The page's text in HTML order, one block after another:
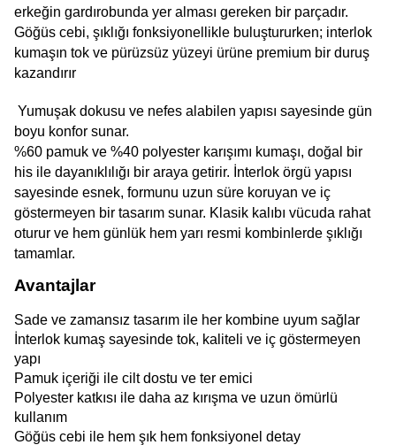
erkeğin gardırobunda yer alması gereken bir parçadır.
Göğüs cebi, şıklığı fonksiyonellikle buluştururken; interlok
kumaşın tok ve pürüzsüz yüzeyi ürüne premium bir duruş
kazandırır
Yumuşak dokusu ve nefes alabilen yapısı sayesinde gün
boyu konfor sunar.
%60 pamuk ve %40 polyester karışımı kumaşı, doğal bir
his ile dayanıklılığı bir araya getirir. İnterlok örgü yapısı
sayesinde esnek, formunu uzun süre koruyan ve iç
göstermeyen bir tasarım sunar. Klasik kalıbı vücuda rahat
oturur ve hem günlük hem yarı resmi kombinlerde şıklığı
tamamlar.
Avantajlar
Sade ve zamansız tasarım ile her kombine uyum sağlar
İnterlok kumaş sayesinde tok, kaliteli ve iç göstermeyen
yapı
Pamuk içeriği ile cilt dostu ve ter emici
Polyester katkısı ile daha az kırışma ve uzun ömürlü
kullanım
Göğüs cebi ile hem şık hem fonksiyonel detay